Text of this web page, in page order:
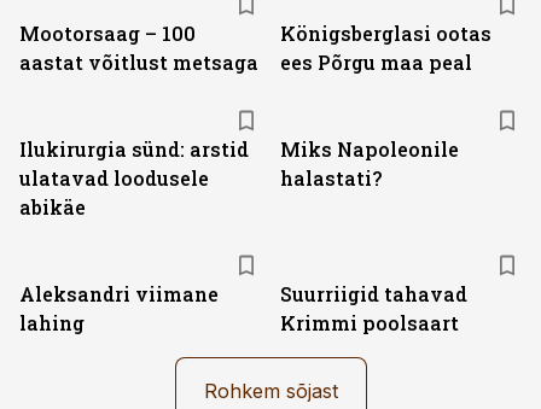
Mootorsaag – 100
aastat võitlust metsaga
Königsberglasi ootas
ees Põrgu maa peal
Ilukirurgia sünd: arstid
ulatavad loodusele
abikäe
Miks Napoleonile
halastati?
Aleksandri viimane
lahing
Suurriigid tahavad
Krimmi poolsaart
Rohkem sõjast